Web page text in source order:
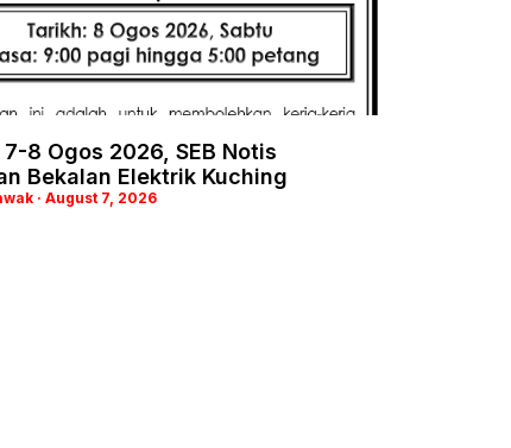
8 Ogos 2026, SEB Notis
Bekalan Elektrik Kuching
August 7, 2026